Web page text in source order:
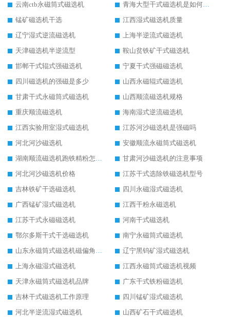
云南ctb永磁筒式磁选机
青海大型干式磁选机是如何选矿的
锰矿磁选机干选
江西湿式磁选机质量
辽宁湿式逆流磁选机
上海半逆流式磁选机
天津磁选机半逆流型
鞍山贫铁矿干式磁选机
邯郸干式辊式强磁选机
宁夏干式强磁磁选机
四川磁选机的强磁是多少
山西永磁辊式磁选机
甘肃干式永磁筒式磁选机
山西顺流磁选机规格
重庆顺流磁选机
海南湿式逆流磁选机
江西实验用室湿式磁选机
江苏河沙磁选机是强磁吗
河北河沙磁选机
安徽顺流永磁筒式磁选机
湖南顺流磁选机跑铁精粉怎么处理
甘肃河沙磁选机的注意事项
河北河沙磁选机价格
江苏干式选除铁磁选机型号
吉林铁矿干选磁选机
四川永磁湿式磁选机
广西锰矿湿式磁选机
江西干粉永磁选机
江苏干式永磁磁选机
河南干式磁选机
鄂尔多斯干式干选磁选机
南宁永磁筒式磁选机
山东永磁筒式磁选机磁偏角怎么调整
辽宁黑钨矿湿式磁选机
上海永磁湿式磁选机
江西永磁筒式磁选机视频
天津永磁筒式磁选机品牌
广东干式铁粉磁选机
吉林干式磁选机工作原理
四川锰矿湿式磁选机
河北半逆流湿式磁选机
山西矿石干式磁选机